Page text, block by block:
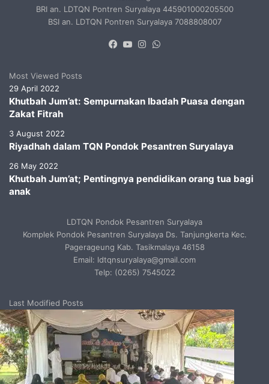
BRI an. LDTQN Pontren Suryalaya 445901000205500
BSI an. LDTQN Pontren Suryalaya 7088808007
Facebook
YouTubeInstagram
Most Viewed Posts
29 April 2022
Khutbah Jum’at: Sempurnakan Ibadah Puasa dengan
Zakat Fitrah
3 August 2022
Riyadhah dalam TQN Pondok Pesantren Suryalaya
26 May 2022
Khutbah Jum’at; Pentingnya pendidikan orang tua bagi
anak
LDTQN Pondok Pesantren Suryalaya
Komplek Pondok Pesantren Suryalaya Ds. Tanjungkerta Kec.
Pagerageung Kab. Tasikmalaya 46158
Email: ldtqnsuryalaya@gmail.com
Telp: (0265) 7545022
Last Modified Posts